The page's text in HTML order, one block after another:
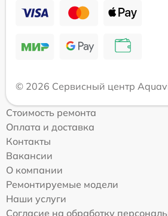
© 2026 Сервисный центр
Стоимость ремонта
Оплата и доставка
Контакты
Вакансии
О компании
Ремонтируемые модели
Наши услуги
Согласие на обработку